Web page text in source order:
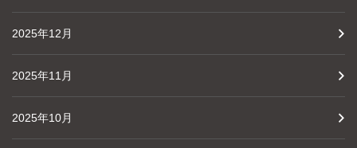
2025年12月
2025年11月
2025年10月